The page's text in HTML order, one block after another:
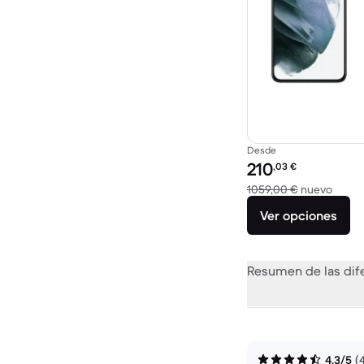
Desde
Precio reacondicionado:
210,03 €
1059,00 € nuevoEl
Ver opciones
Resumen de las
4,3/5